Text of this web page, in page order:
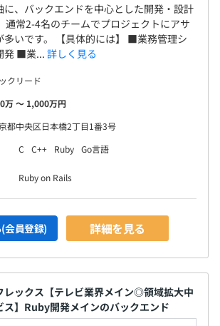
に、バックエンドを中心とした開発・設計
通常2-4名のチームでプロジェクトにアサ
多いです。 【具体的には】 ■業務管理シ
発 ■業...詳しく見る
クリード
万 〜 1,000万円
都中央区日本橋2丁目1番3号
C C++ Ruby Go言語
Ruby on Rails
会員登録) 詳細を見る
レックス【テレビ業界メイン◎領域拡大中
ス】Ruby開発メインのバックエンド